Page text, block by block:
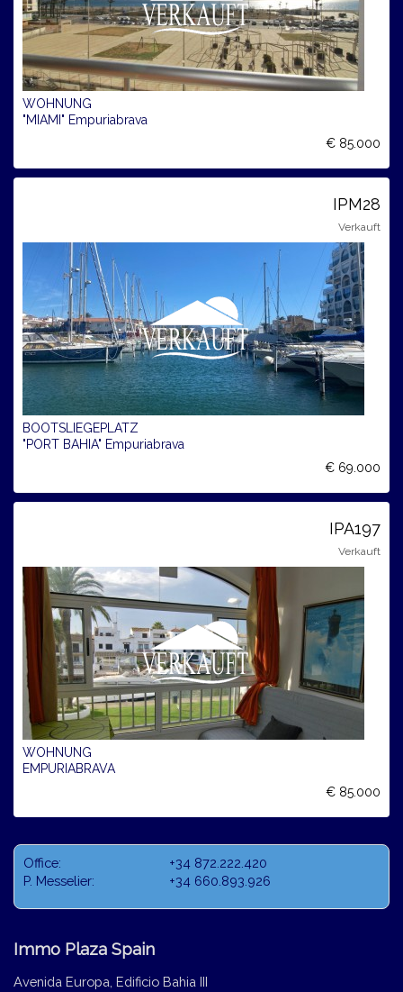
WOHNUNG
"MIAMI" Empuriabrava
€ 85.000
IPM28
Verkauft
BOOTSLIEGEPLATZ
"PORT BAHIA" Empuriabrava
€ 69.000
IPA197
Verkauft
WOHNUNG
EMPURIABRAVA
€ 85.000
Office:
+34 872.222.420
P. Messelier:
+34 660.893.926
Immo Plaza Spain
Avenida Europa, Edificio Bahia III